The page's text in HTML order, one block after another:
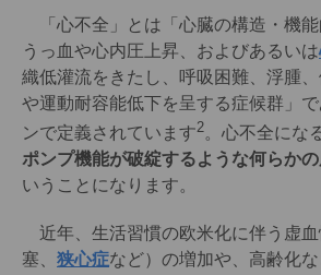
「心不全」とは「心臓の構造・機能
うっ血や心内圧上昇、およびあるいは
織低灌流をきたし、呼吸困難、浮腫
や運動耐容能低下を呈する症候群」
ンで定義されています2。心不全にな
ポンプ機能が破綻するような何らか
いうことになります。
近年、生活習慣の欧米化に伴う虚
塞、 狭心症など）の増加や、高齢化